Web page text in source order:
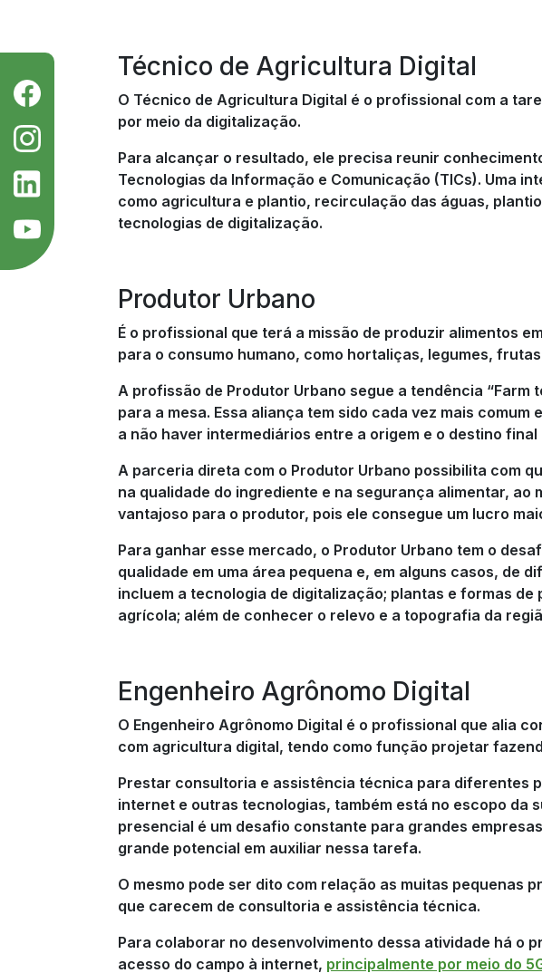
Técnico de Agricultura Digital
O Técnico de Agricultura Digital é o profissional com a
por meio da digitalização.
Para alcançar o resultado, ele precisa reunir
Tecnologias da Informação e Comunicação (TICs). Uma
como agricultura e plantio, recirculação das águas,
tecnologias de digitalização.
Produtor Urbano
É o profissional que terá a missão de produzir alimentos
para o consumo humano, como hortaliças, legumes,
A profissão de Produtor Urbano segue a tendência “Farm
para a mesa. Essa aliança tem sido cada vez mais
a não haver intermediários entre a origem e o destino final
A parceria direta com o Produtor Urbano possibilita com
na qualidade do ingrediente e na segurança alimentar, ao
vantajoso para o produtor, pois ele consegue um lucro
Para ganhar esse mercado, o Produtor Urbano tem o
qualidade em uma área pequena e, em alguns casos, de
incluem a tecnologia de digitalização; plantas e formas de
agrícola; além de conhecer o relevo e a topografia da
Engenheiro Agrônomo Digital
O Engenheiro Agrônomo Digital é o profissional que alia
com agricultura digital, tendo como função projetar
Prestar consultoria e assistência técnica para diferentes
internet e outras tecnologias, também está no escopo da
presencial é um desafio constante para grandes
grande potencial em auxiliar nessa tarefa.
O mesmo pode ser dito com relação as muitas pequenas
que carecem de consultoria e assistência técnica.
Para colaborar no desenvolvimento dessa atividade há o
acesso do campo à internet, principalmente por meio do